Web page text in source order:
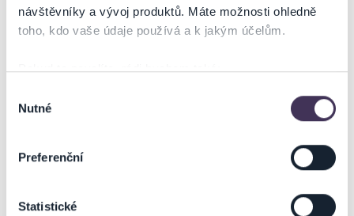
návštěvníky a vývoj produktů. Máte možnosti ohledně
toho, kdo vaše údaje používá a k jakým účelům.
Pokud to povolíte, rádi bychom také:
které mohou být přesné na několik metrů
skenování pro konkrétní charakteristiky (otisk prstu)
Zjistěte více o tom, jak zpracováváme vaše osobní
Svůj souhlas můžete kdykoliv změnit nebo odvolat v
souhlasu
Nutné
Preferenční
Statistické
HC ENERGIE KARLOVY VARY
Ticketportal je zárukou pravosti vstupenek
Na stránkách společnosti Ticketportal si vždy zakoupíte
zakoupených na přeprodejních portálech. Ticketportal s
těmito společnostmi nemá nic společného a tento